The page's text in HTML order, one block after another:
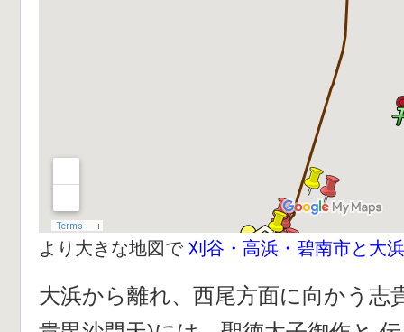
より大きな地図で 刈谷・高浜・碧南市と大
大浜から離れ、西尾方面に向かう志